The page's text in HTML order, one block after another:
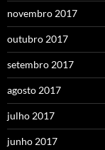
novembro 2017
outubro 2017
setembro 2017
agosto 2017
julho 2017
junho 2017